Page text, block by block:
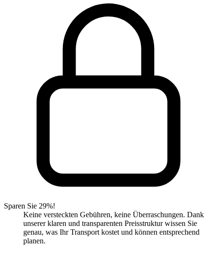
Sparen Sie 29%!
Keine versteckten Gebühren, keine Überraschungen. Dank
unserer klaren und transparenten Preisstruktur wissen Sie
genau, was Ihr Transport kostet und können entsprechend
planen.